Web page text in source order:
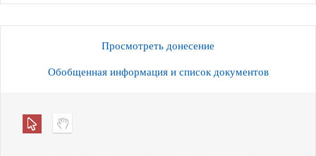
Просмотреть донесение
Обобщенная информация и список документов